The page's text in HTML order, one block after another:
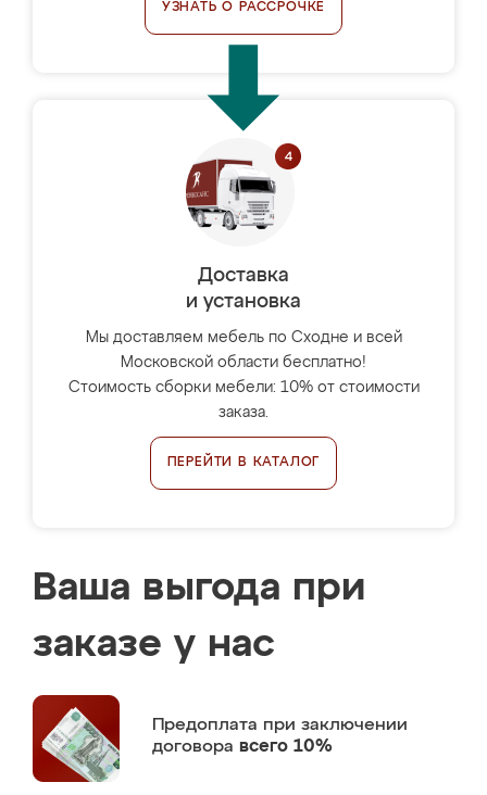
УЗНАТЬ О РАССРОЧКЕ
Доставка
и установка
Мы доставляем мебель по Сходне и всей
Московской области бесплатно!
Стоимость сборки мебели: 10% от стоимости
заказа.
ПЕРЕЙТИ В КАТАЛОГ
Ваша выгода при
заказе у нас
Предоплата при заключении
договора всего 10%